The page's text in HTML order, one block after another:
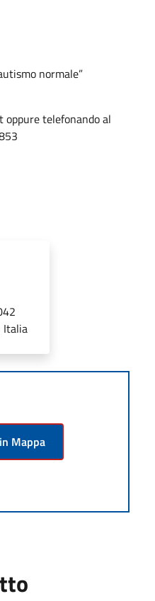
normale”
telefonando al
Italia
Mappa